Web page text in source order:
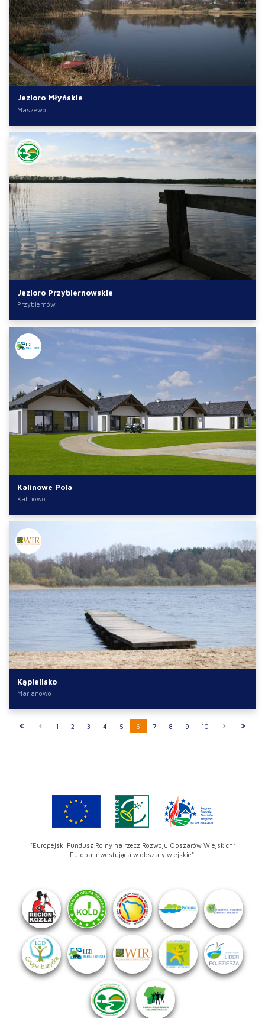
Jezioro Młyńskie
Maszewo
Jezioro Przybiernowskie
Przybiernów
Kalinowe Pola
Kalinowo
Kąpielisko
Marianowo
1 2 3 4 5 6 7 8 9 10
"Europejski Fundusz Rolny na rzecz Rozwoju Obszarów Wiejskich:
Europa inwestująca w obszary wiejskie".